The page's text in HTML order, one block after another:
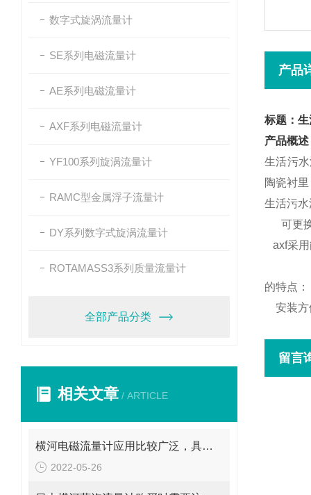
数字式旋涡流量计
SE系列电磁流量计
AE系列电磁流量计
AXF系列电磁流量计
YF100系列旋涡流量计
RAMC型金属浮子流量计
DY系列数字式旋涡流量计
ROTAMASS3系列质量流量计
全部产品分类
相关文章 / ARTICLE
横河电磁流量计应用比较广泛，具体领域如下
2022-05-26
产品
标题：
产品概述
生活污
陶瓷衬
生活污
可更换
axf采用
的特点：
安装方
留言